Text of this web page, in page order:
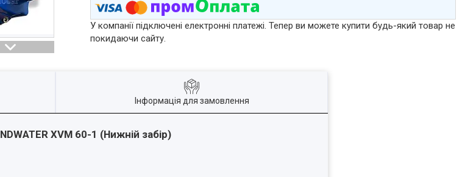
У компанії підключені електронні платежі. Тепер ви можете купити будь-який товар не
покидаючи сайту.
Інформація для замовлення
XVM 60-1 (Нижній забір)